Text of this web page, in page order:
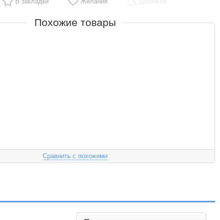
Похожие товары
Сравнить с похожими